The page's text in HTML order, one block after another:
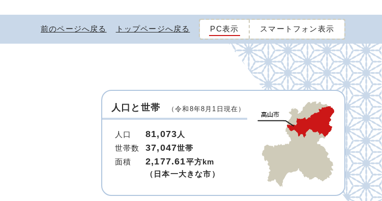
前のページへ戻る トップページへ戻る PC表示 スマートフォン表示
人口と世帯 （令和8年8月1日現在）
人口 81,073 人
世帯数
37,047世帯
面積
2,177.61平方km
（日本一大きな市）